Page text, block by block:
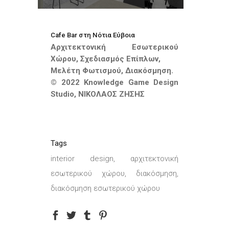
Cafe Bar στη Νότια Εύβοια
Αρχιτεκτονική Εσωτερικού
Χώρου, Σχεδιασμός Επίπλων,
Μελέτη Φωτισμού, Διακόσμηση.
© 2022 Knowledge Game Design
Studio, ΝΙΚΟΛΑΟΣ ΖΗΣΗΣ
Tags
interior design, αρχιτεκτονική
εσωτερικού χώρου, διακόσμηση,
διακόσμηση εσωτερικού χώρου